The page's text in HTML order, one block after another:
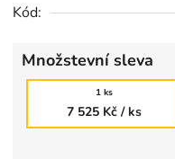
Kód:
Množstevní sleva
1 ks
7 525 Kč/ ks